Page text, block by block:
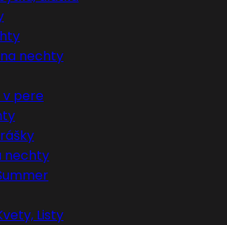
nechty
v pere
nechty
Listy